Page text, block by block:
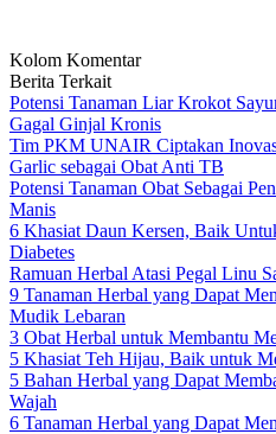
Kolom Komentar
Berita Terkait
Potensi Tanaman Liar Krokot
Gagal Ginjal Kronis
Tim PKM UNAIR Ciptakan
Garlic sebagai Obat Anti TB
Potensi Tanaman Obat Sebagai
Manis
6 Khasiat Daun Kersen, Baik
Diabetes
Ramuan Herbal Atasi Pegal Linu
9 Tanaman Herbal yang Dapat
Mudik Lebaran
3 Obat Herbal untuk Membantu
5 Khasiat Teh Hijau, Baik untuk
5 Bahan Herbal yang Dapat
Wajah
6 Tanaman Herbal yang Dapat